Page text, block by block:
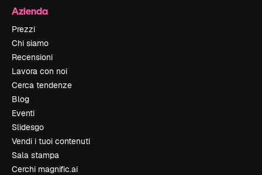
Azienda
Prezzi
Chi siamo
Recensioni
Lavora con noi
Cerca tendenze
Blog
Eventi
Slidesgo
Vendi i tuoi contenuti
Sala stampa
Cerchi magnific.ai